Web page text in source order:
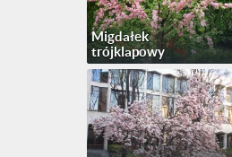
Migdałek
trójklapowy